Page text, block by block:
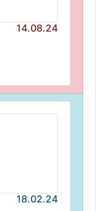
14.08.24
18.02.24